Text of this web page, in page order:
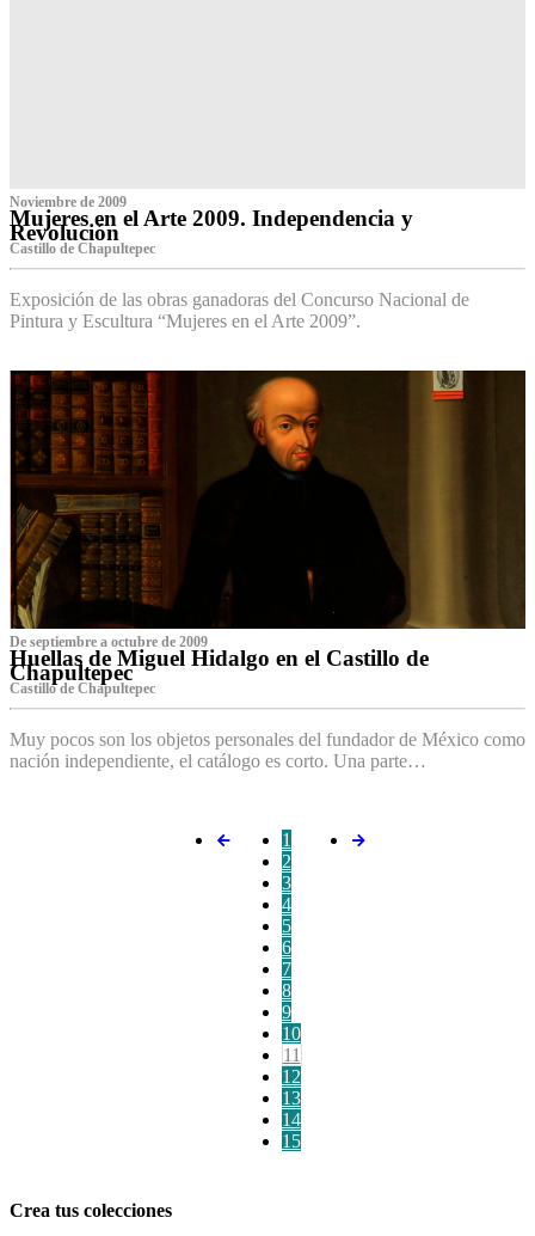
Noviembre de 2009
Mujeres en el Arte 2009. Independencia y
Revolución
Castillo de Chapultepec
Exposición de las obras ganadoras del Concurso Nacional de
Pintura y Escultura “Mujeres en el Arte 2009”.
De septiembre a octubre de 2009
Huellas de Miguel Hidalgo en el Castillo de
Chapultepec
Castillo de Chapultepec
Muy pocos son los objetos personales del fundador de México como
nación independiente, el catálogo es corto. Una parte…
1
2
3
4
5
6
7
8
9
10
11
12
13
14
15
Crea tus colecciones